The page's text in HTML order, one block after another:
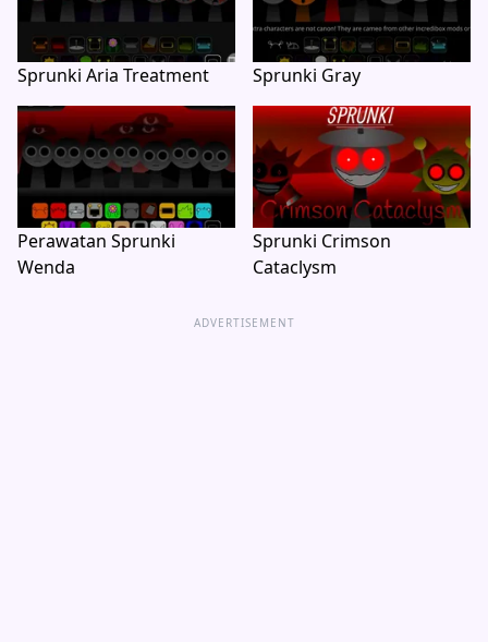
Sprunki Aria Treatment Sprunki Gray
Perawatan Sprunki
Wenda
Sprunki Crimson
Cataclysm
ADVERTISEMENT